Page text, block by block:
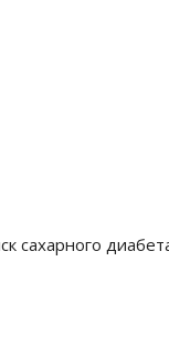
сахарного